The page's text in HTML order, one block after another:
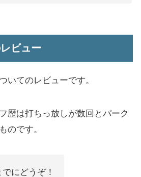
ビュー
いてのレビューです。
歴は打ちっ放しが数回とパーク
のです。
にどうぞ！